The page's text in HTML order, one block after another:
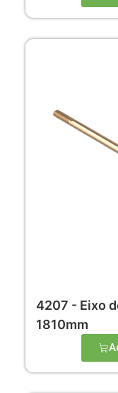
4207 - Eixo
1810mm